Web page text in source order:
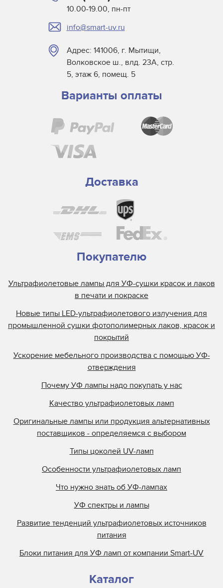
10.00-19.00, пн-пт
info@smart-uv.ru
Адрес: 141006, г. Мытищи,
Волковское ш., влд. 23А, стр.
5, этаж 6, помещ. 5
Варианты оплаты
Доставка
Покупателю
Ультрафиолетовые лампы для УФ-сушки красок и лаков
в печати и покраске
Новые типы LED-ультрафиолетового излучения для
промышленной сушки фотополимерных лаков, красок и
покрытий
Ускорение мебельного производства с помощью УФ-
отверждения
Почему УФ лампы надо покупать у нас
Качество ультрафиолетовых ламп
Оригинальные лампы или продукция альтернативных
поставщиков - определяемся с выбором
Типы цоколей UV-ламп
Особенности ультрафиолетовых ламп
Что нужно знать об УФ-лампах
УФ спектры и лампы
Развитие тенденций ультрафиолетовых источников
питания
Блоки питания для УФ ламп от компании Smart-UV
Каталог